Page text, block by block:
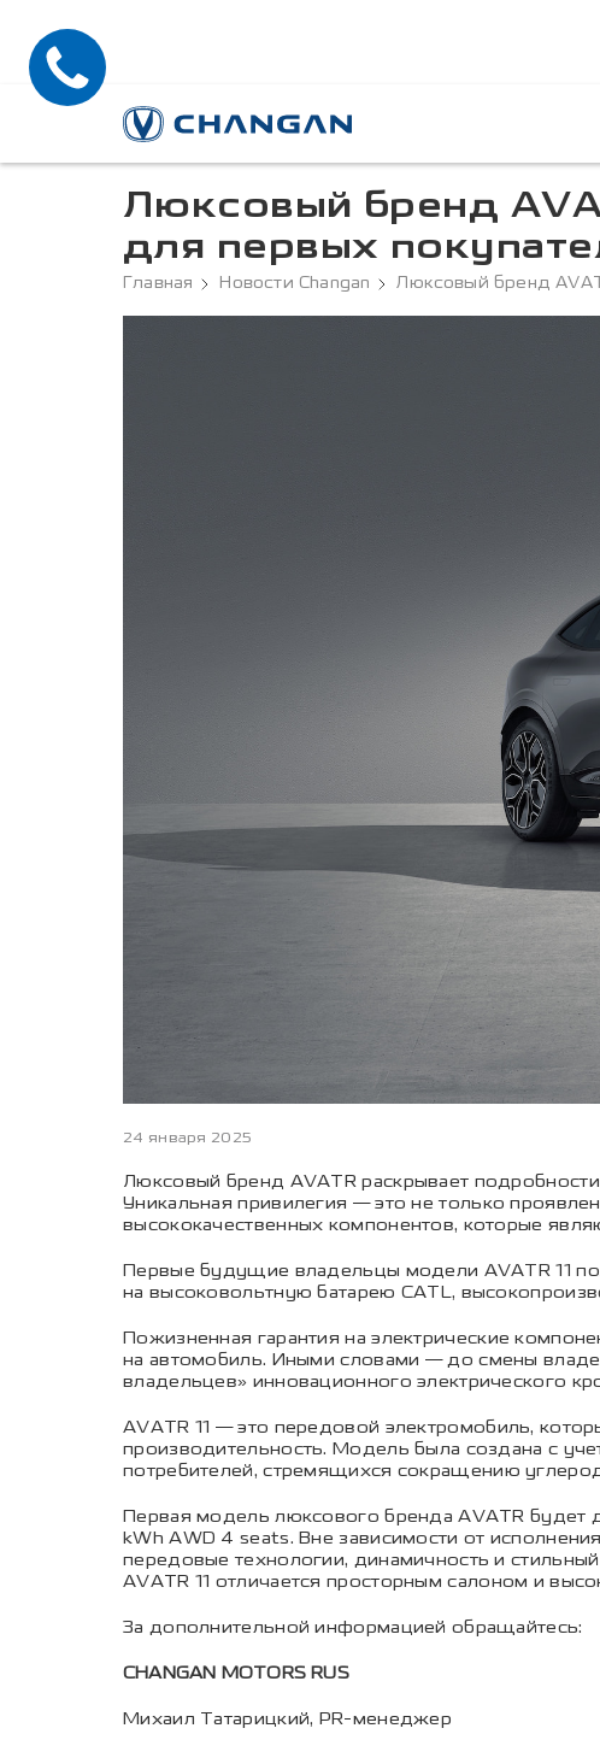
Люксовый бренд
для первых
Главная Новости Changan Люксовый бренд
24 января 2025
Люксовый бренд AVATR раскрывает
Уникальная привилегия — это не только
высококачественных компонентов, которые
Первые будущие владельцы модели AVATR 11
на высоковольтную батарею CATL,
Пожизненная гарантия на электрические
на автомобиль. Иными словами — до смены
владельцев» инновационного электрического
AVATR 11 — это передовой электромобиль,
производительность. Модель была создана с
потребителей, стремящихся сокращению
Первая модель люксового бренда AVATR будет
kWh AWD 4 seats. Вне зависимости от
передовые технологии, динамичность и
AVATR 11 отличается просторным салоном и
За дополнительной информацией обращайтесь:
CHANGAN MOTORS RUS
Михаил Татарицкий, PR-менеджер